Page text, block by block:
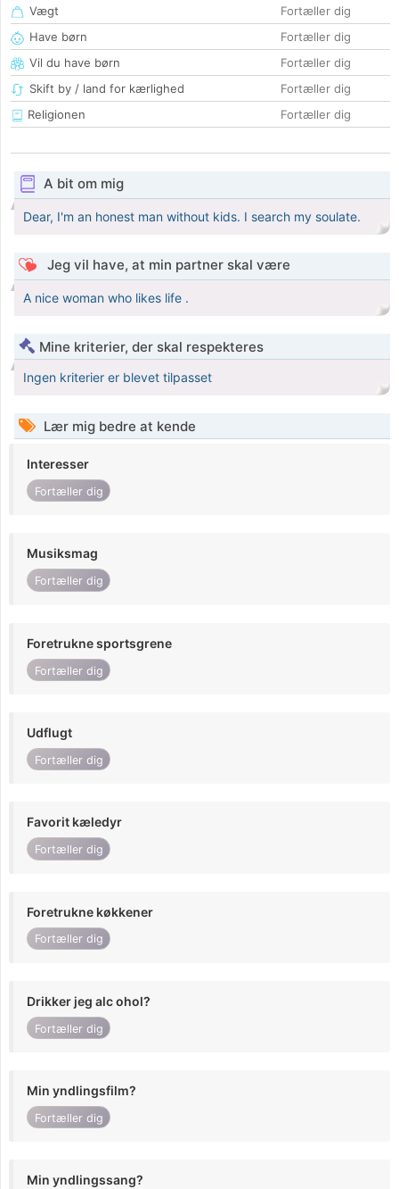
Vægt
Fortæller dig
Have børn
Fortæller dig
Vil du have børn
Fortæller dig
Skift by / land for kærlighed
Fortæller dig
Religionen
Fortæller dig
A bit om mig
Dear, I'm an honest man without kids. I search my soulate.
Jeg vil have, at min partner skal være
A nice woman who likes life .
Mine kriterier, der skal respekteres
Ingen kriterier er blevet tilpasset
Lær mig bedre at kende
Interesser
Fortæller dig
Musiksmag
Fortæller dig
Foretrukne sportsgrene
Fortæller dig
Udflugt
Fortæller dig
Favorit kæledyr
Fortæller dig
Foretrukne køkkener
Fortæller dig
Drikker jeg alc ohol?
Fortæller dig
Min yndlingsfilm?
Fortæller dig
Min yndlingssang?